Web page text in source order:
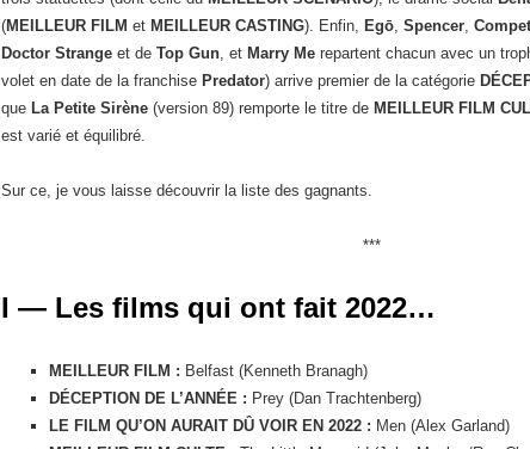
(MEILLEUR FILM et MEILLEUR CASTING). Enfin, Egō Spencer
Doctor Strange et de Top Gun , et Marry Me repartent chacun avec un
volet en date de la franchise Predator) arrive premier de la catégorie
que La Petite Sirène (version 89) remporte le titre de MEILLEUR FILM
est varié et équilibré.
Sur ce, je vous laisse découvrir la liste des gagnants.
***
I — Les films qui ont fait 2022…
MEILLEUR FILM : Belfast (Kenneth Branagh)
DÉCEPTION DE L’ANNÉE : Prey (Dan Trachtenberg)
LE FILM QU’ON AURAIT DÛ VOIR EN 2022 : Men (Alex Garland)